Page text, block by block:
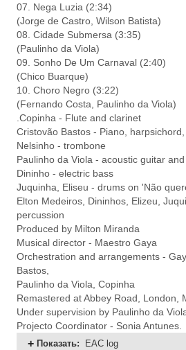
07. Nega Luzia (2:34)
(Jorge de Castro, Wilson Batista)
08. Cidade Submersa (3:35)
(Paulinho da Viola)
09. Sonho De Um Carnaval (2:40)
(Chico Buarque)
10. Choro Negro (3:22)
(Fernando Costa, Paulinho da Viola)
.Copinha - Flute and clarinet
Cristovão Bastos - Piano,
Nelsinho - trombone
Paulinho da Viola - acoustic guitar
Dininho - electric bass
Juquinha, Eliseu - drums on 'Não
Elton Medeiros, Dininhos, Elizeu,
percussion
Produced by Milton Miranda
Musical director - Maestro Gaya
Orchestration and arrangements -
Bastos,
Paulinho da Viola, Copinha
Remastered at Abbey Road, London,
Under supervision by Paulinho da
Projecto Coordinator - Sonia Antunes.
Показать: EAC log